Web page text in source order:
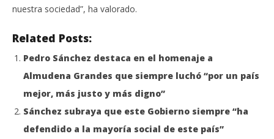
nuestra sociedad”, ha valorado.
Related Posts:
Pedro Sánchez destaca en el homenaje a
Almudena Grandes que siempre luchó “por un país
mejor, más justo y más digno”
Sánchez subraya que este Gobierno siempre “ha
defendido a la mayoría social de este país”